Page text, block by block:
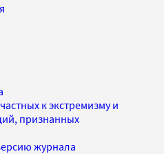
к экстремизму и
признанных
журнала